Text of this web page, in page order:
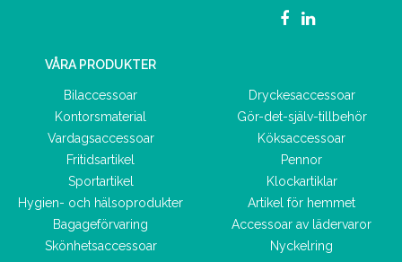
VÅRA PRODUKTER
Bilaccessoar
Kontorsmaterial
Vardagsaccessoar
Fritidsartikel
Sportartikel
Hygien- och hälsoprodukter
Bagageförvaring
Skönhetsaccessoar
Dryckesaccessoar
Gör-det-själv-tillbehör
Köksaccessoar
Pennor
Klockartiklar
Artikel för hemmet
Accessoar av lädervaror
Nyckelring